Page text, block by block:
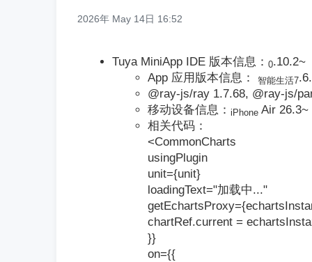
2026年 May 14日 16:52
Tuya MiniApp IDE 版本信息：0.10.2~
App 应用版本信息：
智能生活7
@ray-js/ray 1.7.68, @ray-js/
移动设备信息： iPhoneAir 26.3~
相关代码：
<CommonCharts
usingPlugin
unit={unit}
loadingText="加载中..."
chartRef.current =
}}
on={{